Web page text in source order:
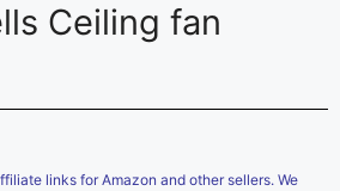
Ceiling fan
links for Amazon and other sellers. We